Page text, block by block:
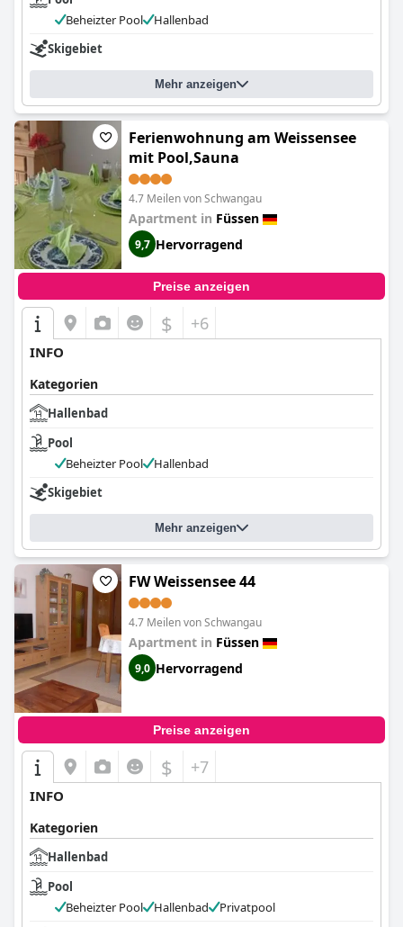
Beheizter Pool
Hallenbad
Skigebiet
Mehr anzeigen
Ferienwohnung am Weissensee
mit Pool,Sauna
4.7 Meilen von Schwangau
Apartment in Füssen
9,7 Hervorragend
Preise anzeigen
$ +6
INFO
Kategorien
Hallenbad
Pool
Beheizter Pool
Hallenbad
Skigebiet
Mehr anzeigen
FW Weissensee 44
4.7 Meilen von Schwangau
Apartment in Füssen
9,0 Hervorragend
Preise anzeigen
$ +7
INFO
Kategorien
Hallenbad
Pool
Beheizter Pool
Hallenbad
Privatpool